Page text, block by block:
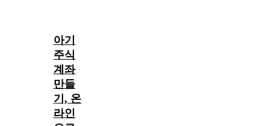
아기
주식
계좌
만들
기, 온
라인